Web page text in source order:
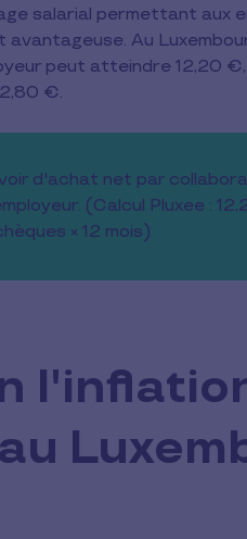
salarial permettant aux
Au
peut atteindre 12,20
€.
d'achat net par
(Calcul Pluxee :
× 12 mois)